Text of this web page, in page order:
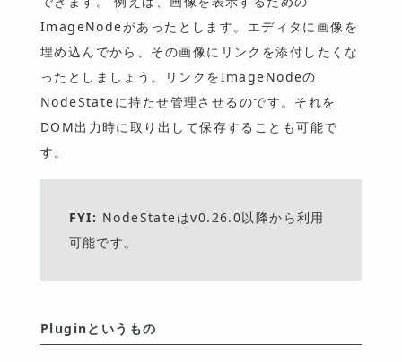
ImageNodeがあったとします。エディタに画像を
埋め込んでから、その画像にリンクを添付したくな
ったとしましょう。リンクをImageNodeの
NodeStateに持たせ管理させるのです。それを
DOM出力時に取り出して保存することも可能で
す。
FYI: NodeStateはv0.26.0以降から利用
可能です。
Pluginというもの